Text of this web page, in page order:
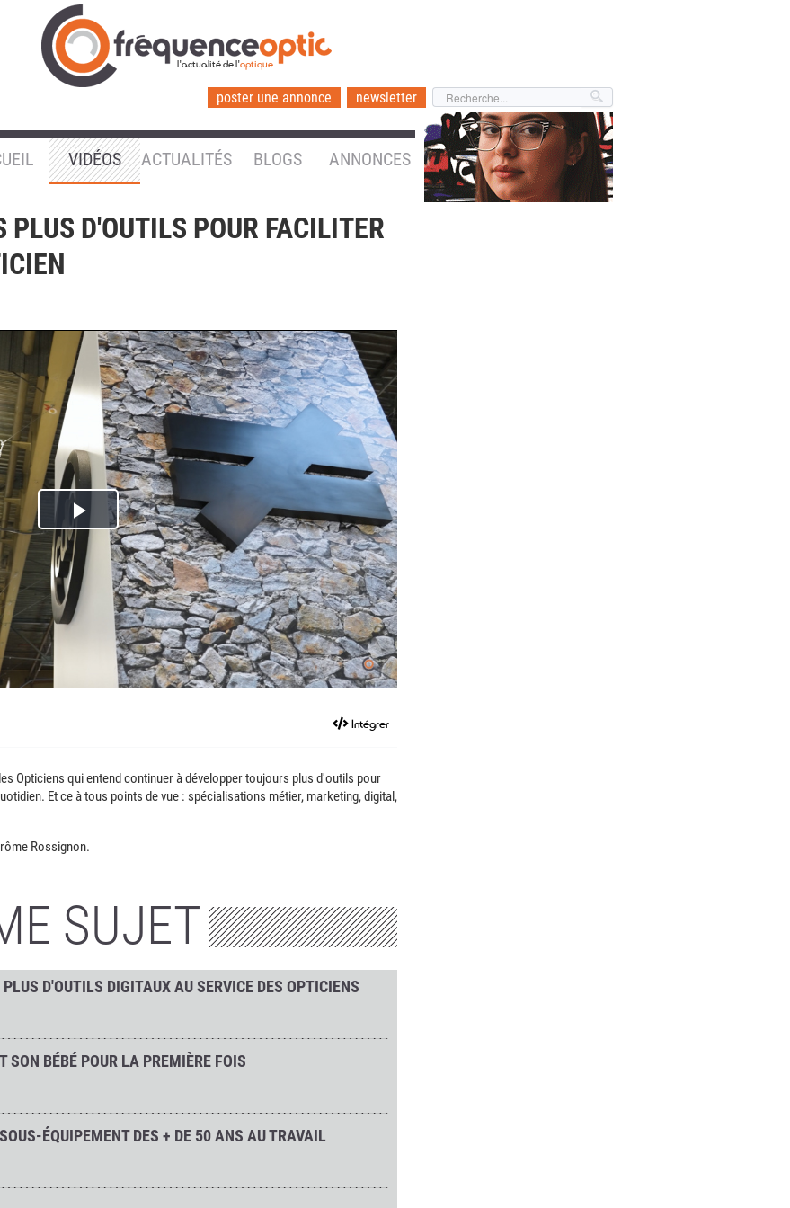
l'actualité de l'optique
poster une annonce newsletter
VIDÉOS ACTUALITÉS BLOGS ANNONCES
PLUS D'OUTILS POUR FACILITER
Play
Video
Intégrer
Opticiens qui entend continuer à développer toujours plus d'outils pour
Et ce à tous points de vue : spécialisations métier, marketing, digital,
Rossignon.
SUJET
D'OUTILS DIGITAUX AU SERVICE DES OPTICIENS
SON BÉBÉ POUR LA PREMIÈRE FOIS
ÉQUIPEMENT DES + DE 50 ANS AU TRAVAIL